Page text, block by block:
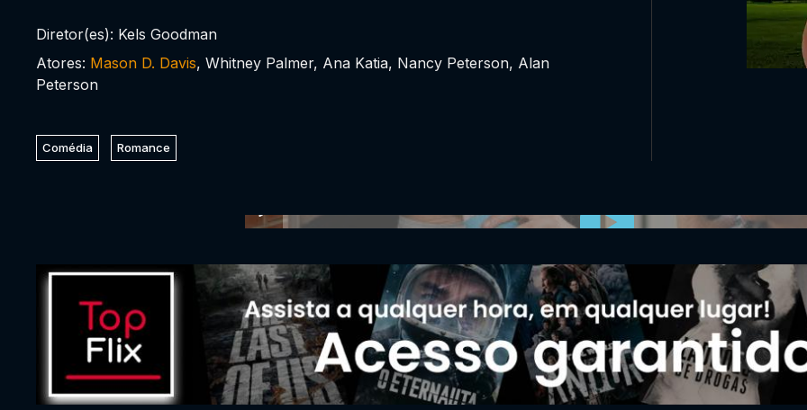
Diretor(es): Kels Goodman
Atores: Mason D. Davis, Whitney Palmer, Ana Katia, Nancy Peterson, Alan
Peterson
Comédia Romance